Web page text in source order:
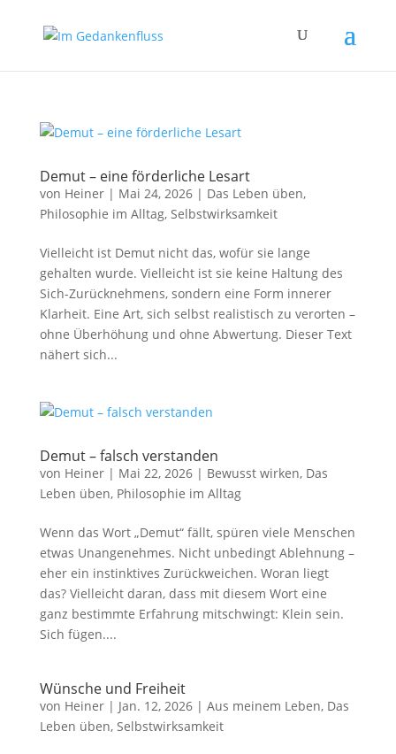
Demut – eine förderliche Lesart
von Heiner| Mai 24, 2026| Das Leben üben,
Philosophie im Alltag, Selbstwirksamkeit
Vielleicht ist Demut nicht das, wofür sie lange
gehalten wurde. Vielleicht ist sie keine Haltung des
Sich-Zurücknehmens, sondern eine Form innerer
Klarheit. Eine Art, sich selbst realistisch zu verorten –
ohne Überhöhung und ohne Abwertung. Dieser Text
nähert sich...
Demut – falsch verstanden
von Heiner| Mai 22, 2026| Bewusst wirken, Das
Leben üben, Philosophie im Alltag
Wenn das Wort „Demut“ fällt, spüren viele Menschen
etwas Unangenehmes. Nicht unbedingt Ablehnung –
eher ein instinktives Zurückweichen. Woran liegt
das? Vielleicht daran, dass mit diesem Wort eine
ganz bestimmte Erfahrung mitschwingt: Klein sein.
Sich fügen....
Wünsche und Freiheit
von Heiner| Jan. 12, 2026| Aus meinem Leben, Das
Leben üben, Selbstwirksamkeit